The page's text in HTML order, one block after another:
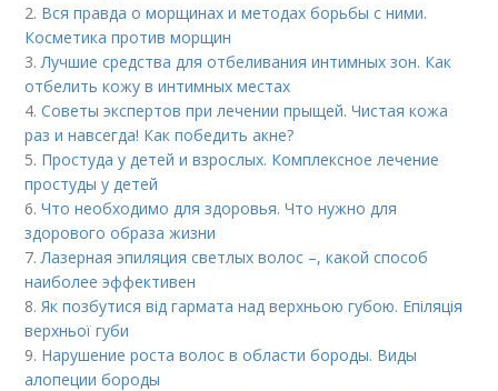
2. Вся правда о морщинах и методах борьбы с ними.
Косметика против морщин
3.Лучшие средства для отбеливания интимных зон. Как
отбелить кожу в интимных местах
4.Советы экспертов при лечении прыщей. Чистая кожа
раз и навсегда! Как победить акне?
5. Простуда у детей и взрослых. Комплексное лечение
простуды у детей
6.Что необходимо для здоровья. Что нужно для
здорового образа жизни
7.Лазерная эпиляция светлых волос –, какой способ
наиболее эффективен
8.Як позбутися від гармата над верхньою губою. Епіляція
верхньої губи
9. Нарушение роста волос в области бороды. Виды
алопеции бороды